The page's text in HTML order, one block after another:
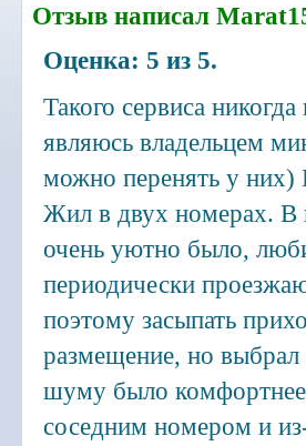
Отзыв написал
Оценка: 5 из 5.
Такого сервиса
являюсь владельцем
можно перенять у
Жил в двух номерах. В
очень уютно было,
периодически
поэтому засыпать
размещение, но
шуму было
соседним номером и